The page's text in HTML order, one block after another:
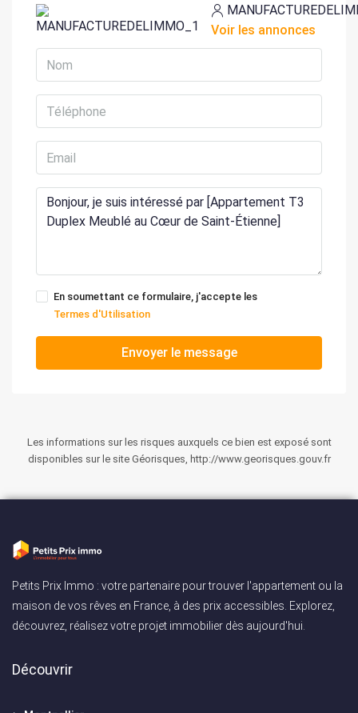
Voir les annonces
En soumettant ce formulaire, j'accepte les
Termes d'Utilisation
Envoyer le message
Les informations sur les risques auxquels ce bien est exposé sont
disponibles sur le site Géorisques, http://www.georisques.gouv.fr
Petits Prix Immo : votre partenaire pour trouver l'appartement ou la
maison de vos rêves en France, à des prix accessibles. Explorez,
découvrez, réalisez votre projet immobilier dès aujourd'hui.
Découvrir